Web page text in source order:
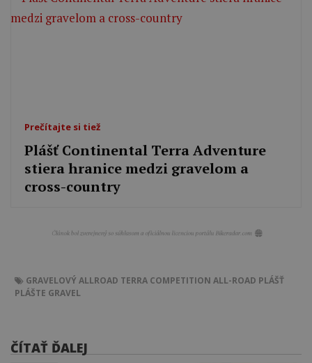
Prečítajte si tiež
Plášť Continental Terra Adventure
stiera hranice medzi gravelom a
cross-country
GRAVELOVÝ ALLROAD TERRA COMPETITION ALL-ROAD PLÁŠŤ
PLÁŠTE GRAVEL
ČÍTAŤ ĎALEJ